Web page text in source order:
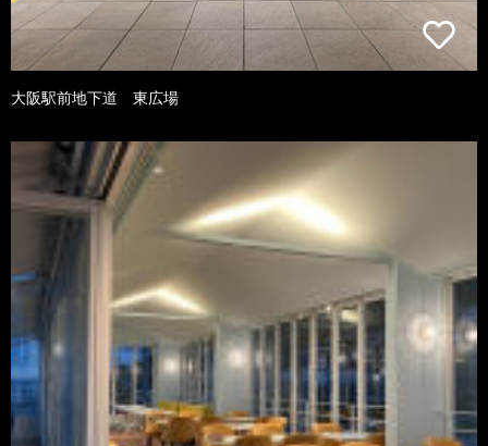
大阪駅前地下道 東広場